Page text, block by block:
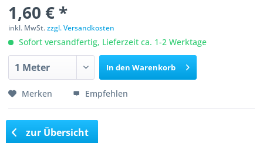
1,60 € *
inkl. MwSt.zzgl. Versandkosten
Sofort versandfertig, Lieferzeit ca. 1-2 Werktage
In den Warenkorb
Merken Empfehlen
zur Übersicht